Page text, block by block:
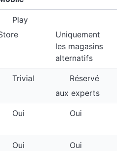
Play
Uniquement
les magasins
alternatifs
Trivial
Réservé
aux experts
Oui Oui
Oui Oui